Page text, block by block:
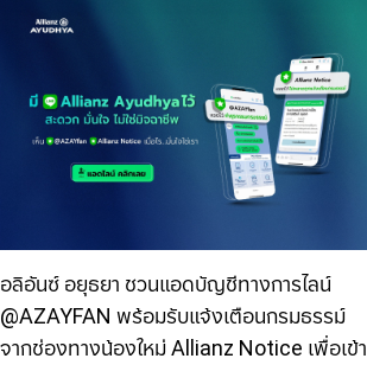
อลิอันซ์ อยุธยา ชวนแอดบัญชีทางการไลน์
@AZAYFAN พร้อมรับแจ้งเตือนกรมธรรม์
จากช่องทางน้องใหม่ Allianz Notice เพื่อเข้า